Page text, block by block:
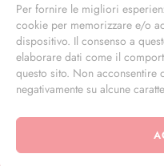
Per fornire le migliori
cookie per memorizzare e/o
dispositivo. Il consenso a
elaborare dati come il
questo sito. Non
negativamente su alcune
info@masterphil.it